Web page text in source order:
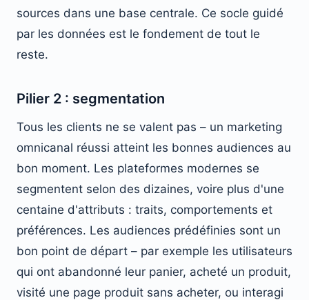
sources dans une base centrale. Ce socle guidé
par les données est le fondement de tout le
reste.
Pilier 2 : segmentation
Tous les clients ne se valent pas – un marketing
omnicanal réussi atteint les bonnes audiences au
bon moment. Les plateformes modernes se
segmentent selon des dizaines, voire plus d'une
centaine d'attributs : traits, comportements et
préférences. Les audiences prédéfinies sont un
bon point de départ – par exemple les utilisateurs
qui ont abandonné leur panier, acheté un produit,
visité une page produit sans acheter, ou interagi